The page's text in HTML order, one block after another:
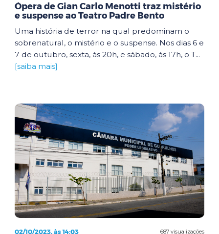
Ópera de Gian Carlo Menotti traz mistério
e suspense ao Teatro Padre Bento
Uma história de terror na qual predominam o
sobrenatural, o mistério e o suspense. Nos dias 6 e
7 de outubro, sexta, às 20h, e sábado, às 17h, o T...
[saiba mais]
687 visualizações
02/10/2023, às 14:03